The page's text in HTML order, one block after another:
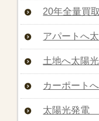
20年全量買
アパートへ
土地へ太陽
カーポート
太陽光発電